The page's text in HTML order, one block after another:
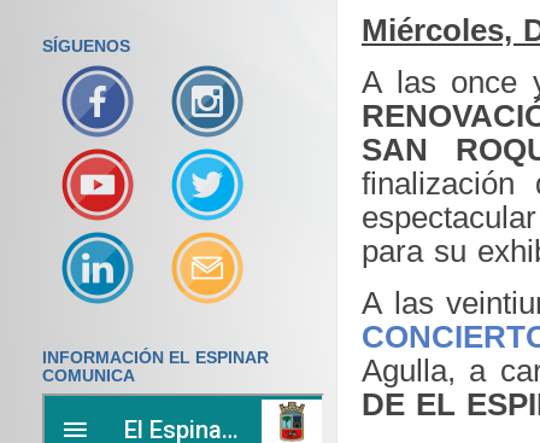
Miércoles,
A las once
SAN
para su
A las
Agulla, a
DE EL
SÍGUENOS
INFORMACIÓN EL ESPINAR
COMUNICA